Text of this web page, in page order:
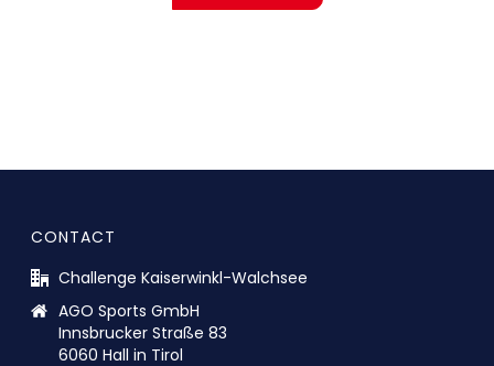
CONTACT
Challenge Kaiserwinkl-Walchsee
AGO Sports GmbH
Innsbrucker Straße 83
6060 Hall in Tirol